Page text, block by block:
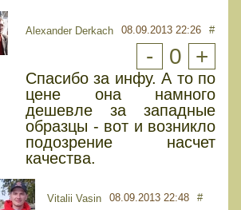
Alexander Derkach 08.09.2013 22:26 #
- 0 +
Спасибо за инфу. А то по
цене она намного
дешевле за западные
образцы - вот и возникло
подозрение насчет
качества.
Vitalii Vasin 08.09.2013 22:48 #